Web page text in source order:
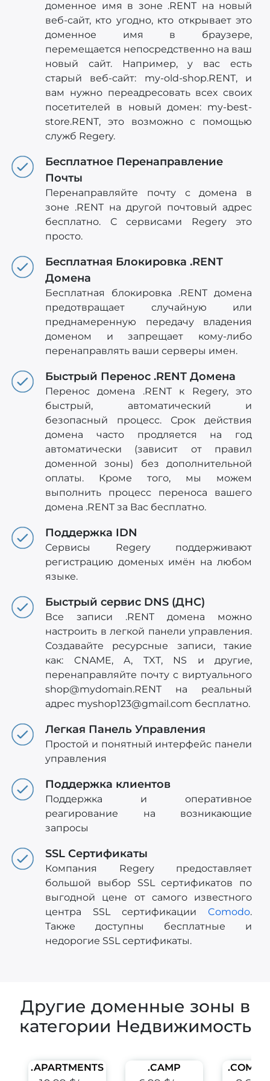
доменное имя в зоне .RENT на новый
веб-сайт, кто угодно, кто открывает это
доменное имя в браузере,
перемещается непосредственно на ваш
новый сайт. Например, у вас есть
старый веб-сайт: my-old-shop.RENT, и
вам нужно переадресовать всех своих
посетителей в новый домен: my-best-
store.RENT, это возможно с помощью
служб Regery.
Бесплатное Перенаправление
Почты
Перенаправляйте почту с домена в
зоне .RENT на другой почтовый адрес
бесплатно. С сервисами Regery это
просто.
Бесплатная Блокировка .RENT
Домена
Бесплатная блокировка .RENT домена
предотвращает случайную или
преднамеренную передачу владения
доменом и запрещает кому-либо
перенаправлять ваши серверы имен.
Быстрый Перенос .RENT Домена
Перенос домена .RENT к Regery, это
быстрый, автоматический и
безопасный процесс. Срок действия
домена часто продляется на год
автоматически (зависит от правил
доменной зоны) без дополнительной
оплаты. Кроме того, мы можем
выполнить процесс переноса вашего
домена .RENT за Вас бесплатно.
Поддержка IDN
Сервисы Regery поддерживают
регистрацию доменых имён на любом
языке.
Быстрый сервис DNS (ДНС)
Все записи .RENT домена можно
настроить в легкой панели управления.
Создавайте ресурсные записи, такие
как: CNAME, A, TXT, NS и другие,
перенаправляйте почту с виртуального
shop@mydomain.RENT на реальный
адрес myshop123@gmail.com бесплатно.
Легкая Панель Управления
Простой и понятный интерфейс панели
управления
Поддержка клиентов
Поддержка и оперативное
реагирование на возникающие
запросы
SSL Сертификаты
Компания Regery предоставляет
большой выбор SSL сертификатов по
выгодной цене от самого известного
центра SSL сертификации Comodo.
Также доступны бесплатные и
недорогие SSL сертификаты.
Другие доменные зоны в
категории Недвижимость
.APARTMENTS .CAMP